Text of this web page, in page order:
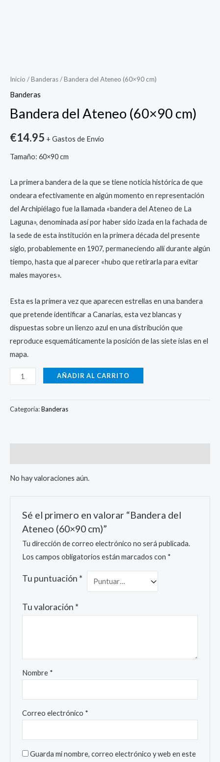
Inicio /Banderas/ Bandera del Ateneo (60×90 cm)
Banderas
Bandera del Ateneo (60×90 cm)
€14.95 + Gastos de Envío
Tamaño: 60×90 cm
La primera bandera de la que se tiene noticia histórica de que
ondeara efectivamente en algún momento en representación
del Archipiélago fue la llamada «bandera del Ateneo de La
Laguna», denominada así por haber sido izada en la fachada de
la sede de esta institución en la primera década del presente
siglo, probablemente en 1907, permaneciendo allí durante algún
tiempo, hasta que al parecer «hubo que retirarla para evitar
males mayores».
Esta es la primera vez que aparecen estrellas en una bandera
que pretende identificar a Canarias, esta vez blancas y
dispuestas sobre un lienzo azul en una distribución que
reproduce esquemáticamente la posición de las siete islas en el
mapa.
Ateneo
(60x90
cantidad
AÑADIR AL CARRITO
Categoría:Banderas
No hay valoraciones aún.
Sé el primero en valorar “Bandera del
Ateneo (60×90 cm)”
Tu dirección de correo electrónico no será publicada.
Los campos obligatorios están marcados con *
Tu puntuación *
Tu valoración *
Nombre *
Correo electrónico *
Guarda mi nombre, correo electrónico y web en este